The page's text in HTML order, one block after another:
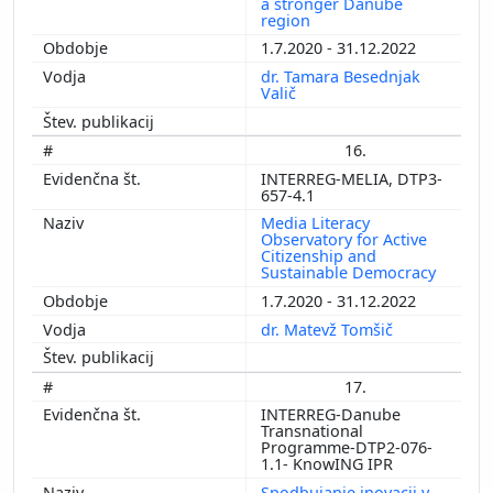
region
1.7.2020 - 31.12.2022
dr. Tamara Besednjak
Valič
16.
INTERREG-MELIA, DTP3-
657-4.1
Media Literacy
Observatory for Active
Citizenship and
Sustainable Democracy
1.7.2020 - 31.12.2022
dr. Matevž Tomšič
17.
INTERREG-Danube
Transnational
Programme-DTP2-076-
1.1- KnowING IPR